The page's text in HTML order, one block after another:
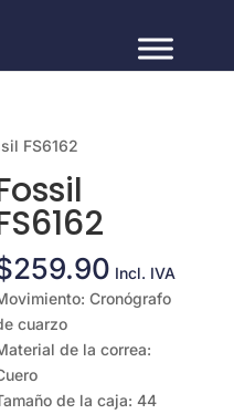
FS6162
259.90 Incl. IVA
Cronógrafo
cuarzo
de la correa:
de la caja: 44